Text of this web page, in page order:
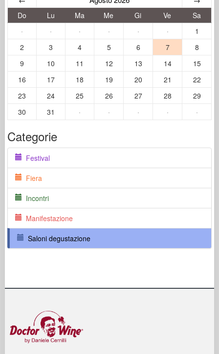
Do Lu Ma Me Gi Ve
Sa
·
· · · · ·
1
2
3 4 5 6 7
8
9
10 11 12 13 14
15
16
17 18 19 20 21
22
23
24 25 26 27 28
29
30
31 · · · · ·
Categorie
Festival
Fiera
Incontri
Manifestazione
Saloni degustazione